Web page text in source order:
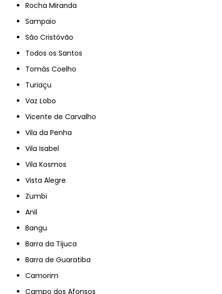
Rocha Miranda
Sampaio
São Cristóvão
Todos os Santos
Tomás Coelho
Turiaçu
Vaz Lobo
Vicente de Carvalho
Vila da Penha
Vila Isabel
Vila Kosmos
Vista Alegre
Zumbi
Anil
Bangu
Barra da Tijuca
Barra de Guaratiba
Camorim
Campo dos Afonsos